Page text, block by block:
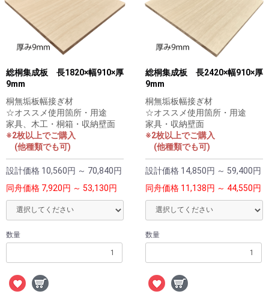
総桐集成板 長1820×幅910×厚
9mm
桐無垢板幅接ぎ材
☆オススメ使用箇所・用途
家具、木工・桐箱・収納壁面
※2枚以上でご購入
(他種類でも可)
設計価格 10,560円 ～ 70,840円
同舟価格 7,920円 ～ 53,130円
数量
総桐集成板 長2420×幅910×厚
9mm
桐無垢板幅接ぎ材
☆オススメ使用箇所・用途
家具・収納壁面
※2枚以上でご購入
(他種類でも可)
設計価格 14,850円 ～ 59,400円
同舟価格 11,138円 ～ 44,550円
数量